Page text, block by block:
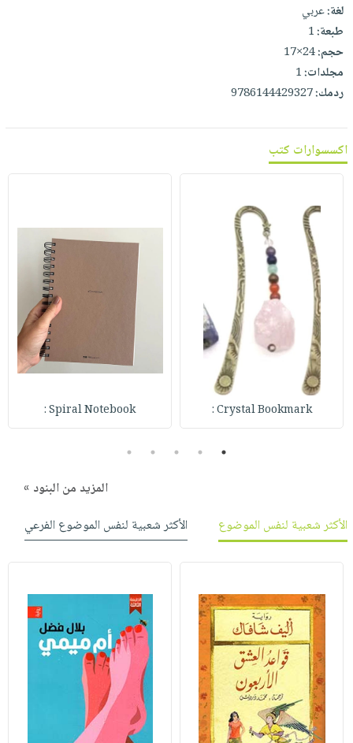
لغة:عربي
طبعة:1
حجم:24×17
مجلدات:1
ردمك:9786144429327
اكسسوارات كتب
Crystal Bookmark :
Spiral Notebook :
1
2
3
4
5
المزيد من البنود »
الأكثر شعبية لنفس الموضوع
الأكثر شعبية لنفس الموضوع الفرعي